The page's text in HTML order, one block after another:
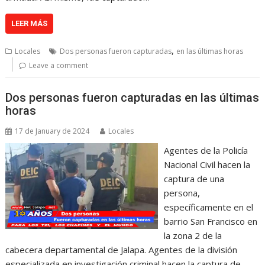
LEER MÁS
Locales Dos personas fueron capturadas, en las últimas horas
Leave a comment
Dos personas fueron capturadas en las últimas
horas
17 de January de 2024 Locales
Agentes de la Policía
Nacional Civil hacen la
captura de una
persona,
específicamente en el
barrio San Francisco en
la zona 2 de la
cabecera departamental de Jalapa. Agentes de la división